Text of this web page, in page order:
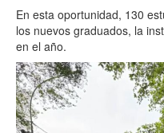
En esta oportunidad, 130
los nuevos graduados, la
en el año.